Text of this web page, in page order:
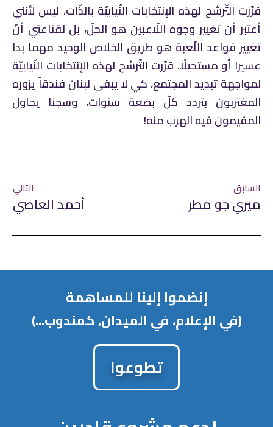
قرّرت التّرشح لهذه الإنتخابات النّيابيّة بالذّات، ليس لأنني
أعتبر أن تغيير وجوه اللّاعبين هو الحلّ، بل لقناعتي أنّ
تغيير قواعد اللّعبة هو طريق الخلاص الوحيد مهما بدا
عسيرًا أو مستحيلًا. قرّرت التّرشح لهذه الإنتخابات النّيابيّة
لمواجهة تبديد المجتمع، كي لا يبقى لبنان فندقاً يزوره
المغتربون بتردد كلّ بضعة سنوات، وسجناً يحاول
المقيمون فيه الهرب منه!
السابق
ميري جو مطر
التالي
أحمد العاصي
إنضموا إلينا للمساهمة
(في الإعلام، في الميدان, كمندوب...)
تطوعوا